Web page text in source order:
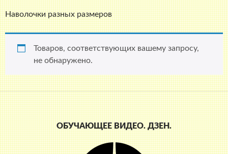
Наволочки разных размеров
Товаров, соответствующих вашему запросу,
не обнаружено.
ОБУЧАЮЩЕЕ ВИДЕО. ДЗЕН.